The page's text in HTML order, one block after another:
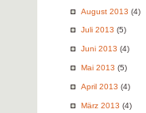
August 2013 (4)
Juli 2013 (5)
Juni 2013 (4)
Mai 2013 (5)
April 2013 (4)
März 2013 (4)